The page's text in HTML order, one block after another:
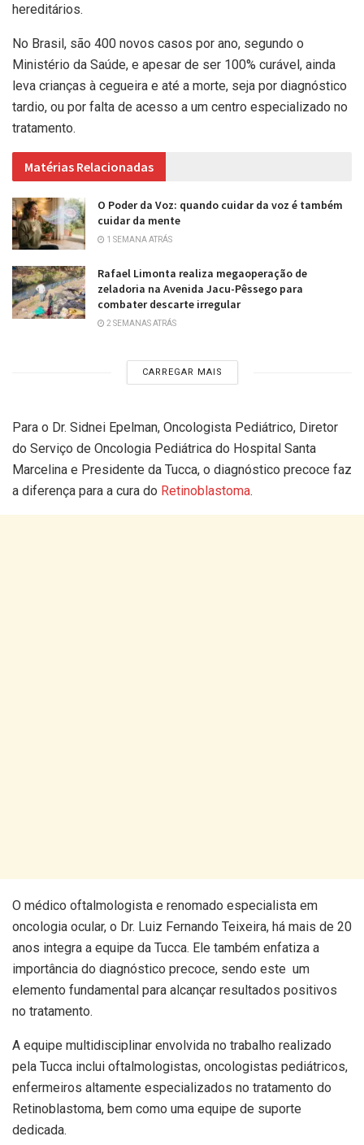
hereditários.
No Brasil, são 400 novos casos por ano, segundo o
Ministério da Saúde, e apesar de ser 100% curável, ainda
leva crianças à cegueira e até a morte, seja por diagnóstico
tardio, ou por falta de acesso a um centro especializado no
tratamento.
Matérias Relacionadas
O Poder da Voz: quando cuidar da voz é também
cuidar da mente
1 SEMANA ATRÁS
Rafael Limonta realiza megaoperação de
zeladoria na Avenida Jacu-Pêssego para
combater descarte irregular
2 SEMANAS ATRÁS
CARREGAR MAIS
Para o Dr. Sidnei Epelman, Oncologista Pediátrico, Diretor
do Serviço de Oncologia Pediátrica do Hospital Santa
Marcelina e Presidente da Tucca, o diagnóstico precoce faz
a diferença para a cura do Retinoblastoma.
O médico oftalmologista e renomado especialista em
oncologia ocular, o Dr. Luiz Fernando Teixeira, há mais de 20
anos integra a equipe da Tucca. Ele também enfatiza a
importância do diagnóstico precoce, sendo este um
elemento fundamental para alcançar resultados positivos
no tratamento.
A equipe multidisciplinar envolvida no trabalho realizado
pela Tucca inclui oftalmologistas, oncologistas pediátricos,
enfermeiros altamente especializados no tratamento do
Retinoblastoma, bem como uma equipe de suporte
dedicada.